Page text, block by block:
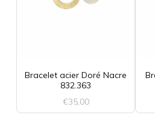
Bracelet acier Doré Nacre
832.363
€35,00